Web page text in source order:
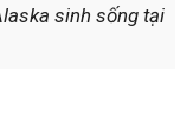
sinh sống tại